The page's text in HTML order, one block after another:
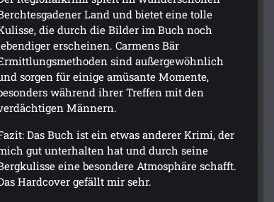
Land und bietet eine tolle
die durch die Bilder im Buch noch
erscheinen. Carmens Bär
sind außergewöhnlich
sorgen für einige amüsante Momente,
während ihrer Treffen mit den
Männern.
Das Buch ist ein etwas anderer Krimi, der
gut unterhalten hat und durch seine
eine besondere Atmosphäre schafft.
Hardcover gefällt mir sehr.